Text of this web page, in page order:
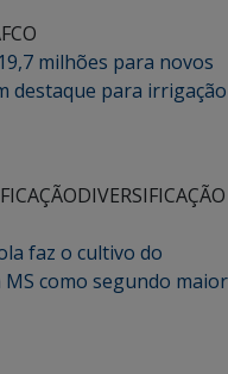
FCO
milhões para novos
destaque para irrigação
DIVERSIFICAÇÃO
faz o cultivo do
como segundo maior